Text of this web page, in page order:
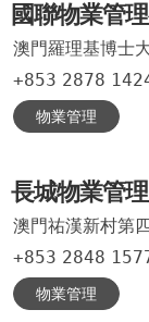
國聯物業管
澳門羅理基博士
+853 2878
物業管理
長城物業管
澳門祐漢新村第
+853 2848
物業管理